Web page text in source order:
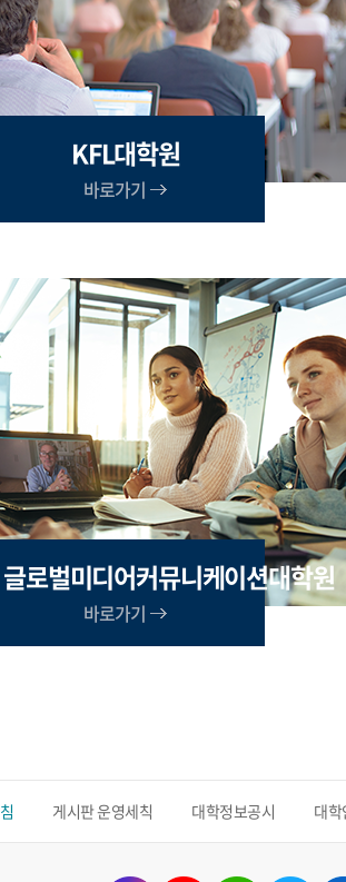
KFL대학원
바로가기
글로벌미디어커뮤니케이션대학원
바로가기
게시판 운영세칙 대학정보공시 대